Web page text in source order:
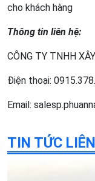
cho khách hàng
Thông tin liên hệ:
CÔNG TY TNHH
Điện thoại:
Email:
TIN TỨC